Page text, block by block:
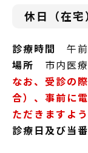
休日（在宅
診療時間
午
場所 市内医
なお、受診の
合）、事前に
ただきますよ
診療日及び当